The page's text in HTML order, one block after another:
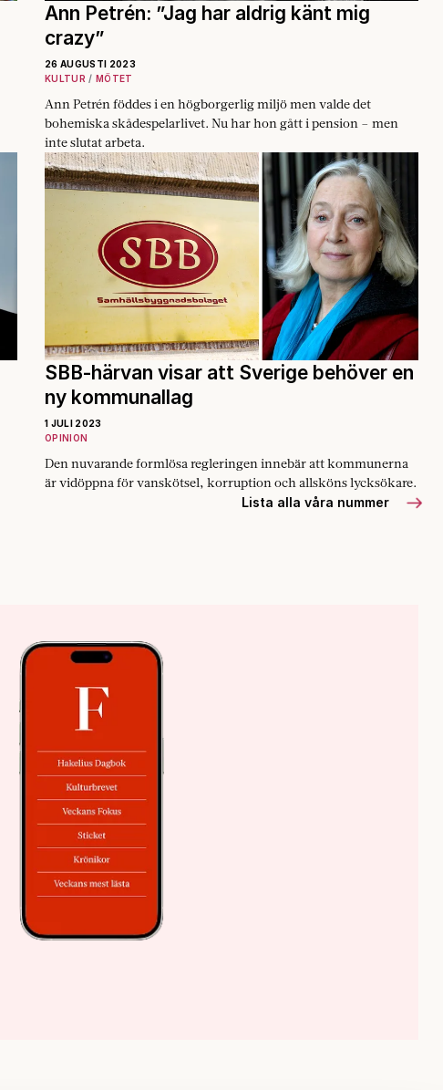
Ann Petrén: ”Jag har aldrig känt mig
crazy”
26 AUGUSTI 2023
KULTUR
MÖTET
Ann Petrén föddes i en högborgerlig miljö men valde det
bohemiska skådespelarlivet. Nu har hon gått i pension – men
inte slutat arbeta.
SBB-härvan visar att Sverige behöver en
ny kommunallag
1 JULI 2023
OPINION
Den nuvarande formlösa regleringen innebär att kommunerna
är vidöppna för vanskötsel, korruption och allsköns lycksökare.
Lista alla våra nummer